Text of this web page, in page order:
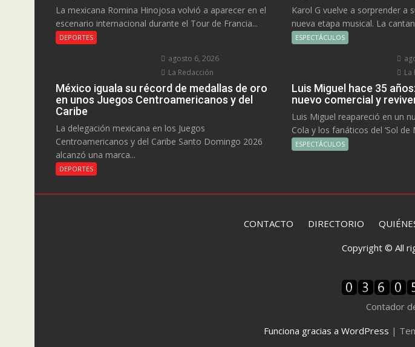
La mexicana Romina Hinojosa volvió a aparecer en el
escenario internacional durante el Tour de Francia...
DEPORTES
agosto 6, 2026
La Redacción
México iguala su récord de medallas de oro
en unos Juegos Centroamericanos y del
Caribe
La delegación mexicana en los Juegos
Centroamericanos y del Caribe Santo Domingo 2026
alcanzó una marca...
DEPORTES
Karol G vuelve a sorprender a
nueva etapa musical. La
ESPECTÁCULOS
La
Luis Miguel hace 35
nuevo comercial y
Luis Miguel reapareció en un
Cola y los fanáticos del ‘Sol de
ESPECTÁCULOS
CONTACTO DIRECTORIO
Copyright © All
Contador
Funciona gracias a WordPress |